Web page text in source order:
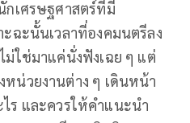
เศรษฐศาสตร์ที่มี
ฉะนั้นเวลาที่องคมนตรีลง
ใช่มาแค่นั่งฟังเฉย ๆ แต่
หน่วยงานต่าง ๆ เดินหน้า
ร และควรให้คำแนะนำ